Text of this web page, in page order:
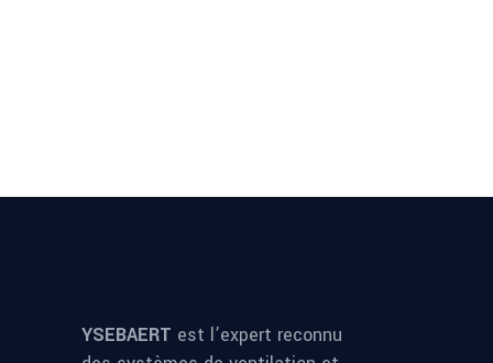
YSEBAERT est l’expert reconnu